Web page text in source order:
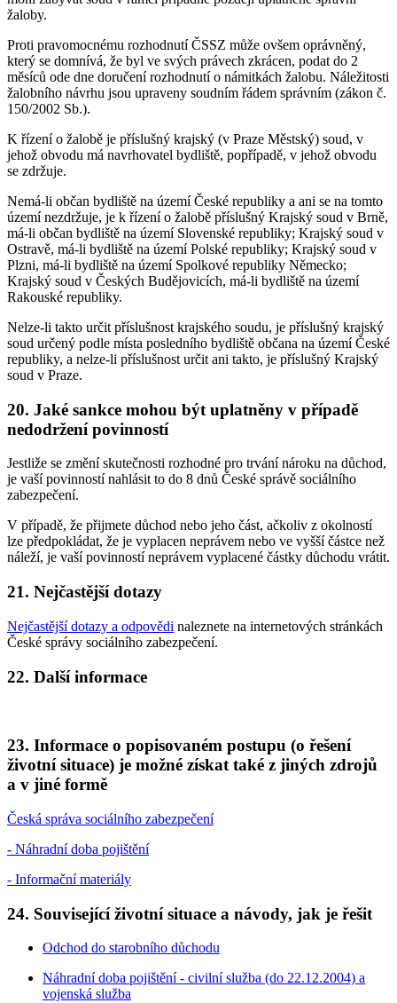
žaloby.
Proti pravomocnému rozhodnutí ČSSZ může ovšem oprávněný,
který se domnívá, že byl ve svých právech zkrácen, podat do 2
měsíců ode dne doručení rozhodnutí o námitkách žalobu. Náležitosti
žalobního návrhu jsou upraveny soudním řádem správním (zákon č.
150/2002 Sb.).
K řízení o žalobě je příslušný krajský (v Praze Městský) soud, v
jehož obvodu má navrhovatel bydliště, popřípadě, v jehož obvodu
se zdržuje.
Nemá-li občan bydliště na území České republiky a ani se na tomto
území nezdržuje, je k řízení o žalobě příslušný Krajský soud v Brně,
má-li občan bydliště na území Slovenské republiky; Krajský soud v
Ostravě, má-li bydliště na území Polské republiky; Krajský soud v
Plzni, má-li bydliště na území Spolkové republiky Německo;
Krajský soud v Českých Budějovicích, má-li bydliště na území
Rakouské republiky.
Nelze-li takto určit příslušnost krajského soudu, je příslušný krajský
soud určený podle místa posledního bydliště občana na území České
republiky, a nelze-li příslušnost určit ani takto, je příslušný Krajský
soud v Praze.
20. Jaké sankce mohou být uplatněny v případě
nedodržení povinností
Jestliže se změní skutečnosti rozhodné pro trvání nároku na důchod,
je vaší povinností nahlásit to do 8 dnů České správě sociálního
zabezpečení.
V případě, že přijmete důchod nebo jeho část, ačkoliv z okolností
lze předpokládat, že je vyplacen neprávem nebo ve vyšší částce než
náleží, je vaší povinností neprávem vyplacené částky důchodu vrátit.
21. Nejčastější dotazy
Nejčastější dotazy a odpovědi naleznete na internetových stránkách
České správy sociálního zabezpečení.
22. Další informace
23. Informace o popisovaném postupu (o řešení
životní situace) je možné získat také z jiných zdrojů
a v jiné formě
Česká správa sociálního zabezpečení
- Náhradní doba pojištění
- Informační materiály
24. Související životní situace a návody, jak je řešit
Odchod do starobního důchodu
Náhradní doba pojištění - civilní služba (do 22.12.2004) a
vojenská služba